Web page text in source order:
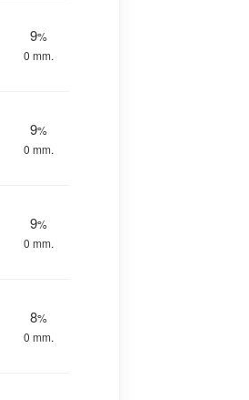
9%
0 mm.
9%
0 mm.
9%
0 mm.
8%
0 mm.